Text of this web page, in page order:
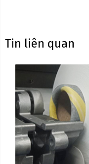
Tin liên quan